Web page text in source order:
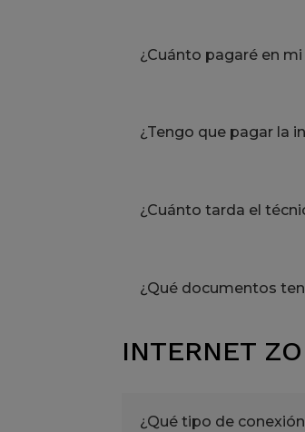
¿Cuánto pagaré en
¿Tengo que pagar la
¿Cuánto tarda el
¿Qué documentos
INTERNET
¿Qué tipo de